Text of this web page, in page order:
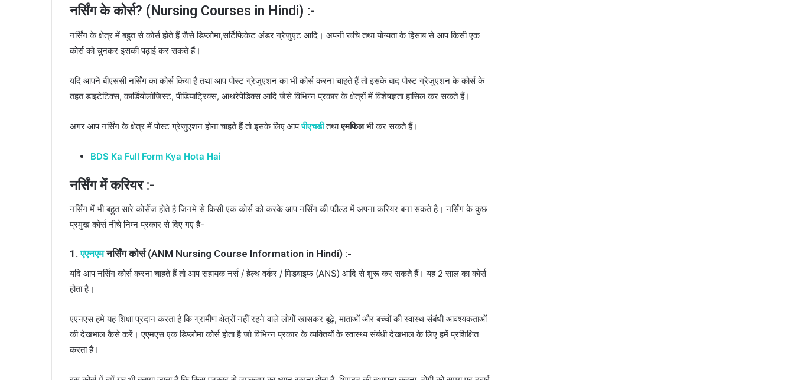
नर्सिंग के कोर्स? (Nursing Courses in Hindi) :-
नर्सिंग के क्षेत्र में बहुत से कोर्स होते हैं जैसे डिप्लोमा,सर्टिफिकेट अंडर ग्रेजुएट आदि। अपनी रूचि तथा योग्यता के हिसाब से आप किसी एक
कोर्स को चुनकर इसकी पढ़ाई कर सकते हैं।
यदि आपने बीएससी नर्सिंग का कोर्स किया है तथा आप पोस्ट ग्रेजुएशन का भी कोर्स करना चाहते हैं तो इसके बाद पोस्ट ग्रेजुएशन के कोर्स के
तहत डाइटेटिक्स, कार्डियोलॉजिस्ट, पीडियाट्रिक्स, आथरेपेडिक्स आदि जैसे विभिन्न प्रकार के क्षेत्रों में विशेषज्ञता हासिल कर सकते हैं।
अगर आप नर्सिंग के क्षेत्र में पोस्ट ग्रेजुएशन होना चाहते हैं तो इसके लिए आप पीएचडी तथाएमफिलभी कर सकते हैं।
BDS Ka Full Form Kya Hota Hai
नर्सिंग में करियर :-
नर्सिंग में भी बहुत सारे कोर्सेज होते है जिनमे से किसी एक कोर्स को करके आप नर्सिंग की फील्ड में अपना करियर बना सकते है। नर्सिंग के कुछ
प्रमुख कोर्स नीचे निम्न प्रकार से दिए गए है-
1.एएनएमनर्सिंग कोर्स (ANM Nursing Course Information in Hindi) :-
यदि आप नर्सिंग कोर्स करना चाहते हैं तो आप सहायक नर्स / हेल्थ वर्कर / मिडवाइफ (ANS) आदि से शुरू कर सकते हैं। यह 2 साल का कोर्स
होता है।
एएनएस हमे यह शिक्षा प्रदान करता है कि ग्रामीण क्षेत्रों नहीं रहने वाले लोगों खासकर बूढ़े, माताओं और बच्चों की स्वास्थ संबंधी आवश्यकताओं
की देखभाल कैसे करें। एएमएस एक डिप्लोमा कोर्स होता है जो विभिन्न प्रकार के व्यक्तियों के स्वास्थ्य संबंधी देखभाल के लिए हमें प्रशिक्षित
करता है।